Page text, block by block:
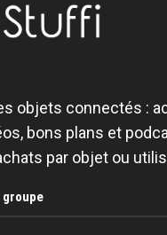
objets connectés :
bons plans et
par objet ou